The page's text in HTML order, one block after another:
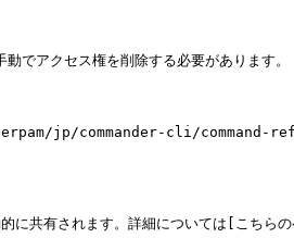
でアクセス権を削除する必要があります。
keeperpam/jp/commander-cli/
に共有されます。詳細については[こちらの